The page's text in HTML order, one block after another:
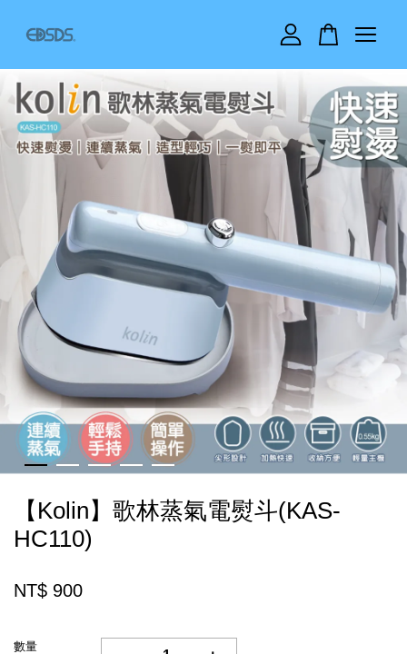
【Kolin】歌林蒸氣電熨斗(KAS-
HC110)
NT$ 900
數量
您的購物車目前還是空的。
繼續購物